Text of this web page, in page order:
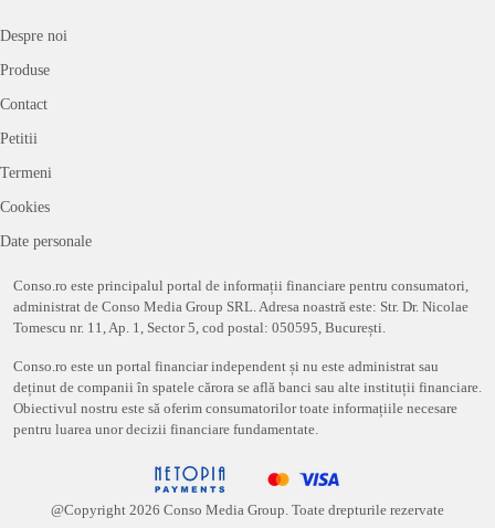
Despre noi
Produse
Contact
Petitii
Termeni
Cookies
Date personale
Conso.ro este principalul portal de informații financiare pentru consumatori,
administrat de Conso Media Group SRL. Adresa noastră este: Str. Dr. Nicolae
Tomescu nr. 11, Ap. 1, Sector 5, cod postal: 050595, București.
Conso.ro este un portal financiar independent și nu este administrat sau
deținut de companii în spatele cărora se află banci sau alte instituții financiare.
Obiectivul nostru este să oferim consumatorilor toate informațiile necesare
pentru luarea unor decizii financiare fundamentate.
@Copyright 2026 Conso Media Group. Toate drepturile rezervate